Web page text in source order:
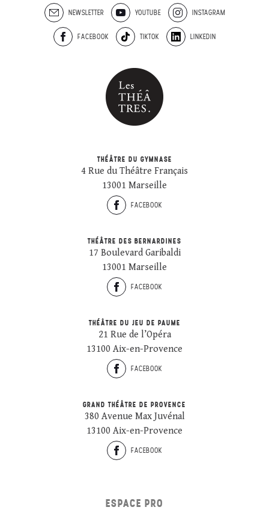
NEWSLETTER YOUTUBE INSTAGRAM
FACEBOOK TIKTOK LINKEDIN
THÉÂTRE DU GYMNASE
4 Rue du Théâtre Français
13001 Marseille
FACEBOOK
THÉÂTRE DES BERNARDINES
17 Boulevard Garibaldi
13001 Marseille
FACEBOOK
THÉÂTRE DU JEU DE PAUME
21 Rue de l’Opéra
13100 Aix-en-Provence
FACEBOOK
GRAND THÉÂTRE DE PROVENCE
380 Avenue Max Juvénal
13100 Aix-en-Provence
FACEBOOK
ESPACE PRO